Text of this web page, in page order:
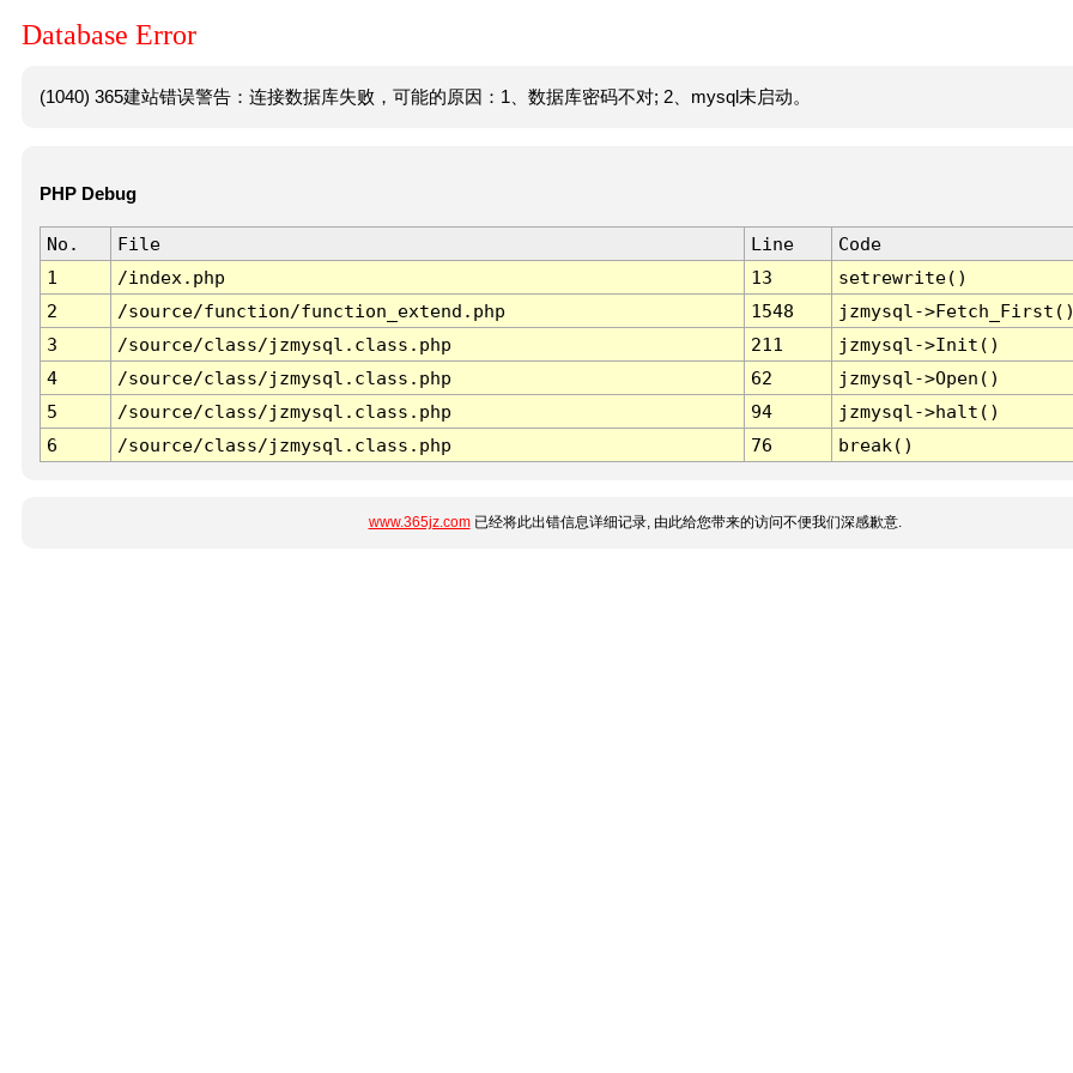
Database Error
(1040) 365建站错误警告：连接数据库失败，可能的原因：1、数据库密码不对; 2、mysql未启动。
PHP Debug
No. File Line
Code
1
/index.php 13
setrewrite()
2
/source/function/function_extend.php 1548
jzmysql-
3
/source/class/jzmysql.class.php 211
jzmysql->Init()
4
/source/class/jzmysql.class.php 62
jzmysql->Open()
5
/source/class/jzmysql.class.php 94
jzmysql->halt()
6
/source/class/jzmysql.class.php 76 break()
www.365jz.com已经将此出错信息详细记录, 由此给您带来的访问不便我们深感歉意.